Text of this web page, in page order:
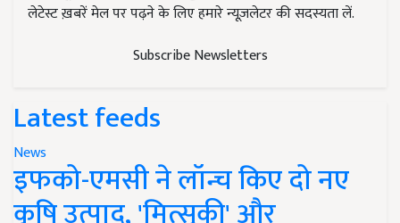
लेटेस्ट ख़बरें मेल पर पढ़ने के लिए हमारे न्यूज़लेटर की सदस्यता लें.
Subscribe Newsletters
Latest feeds
News
इफको-एमसी ने लॉन्च किए दो नए